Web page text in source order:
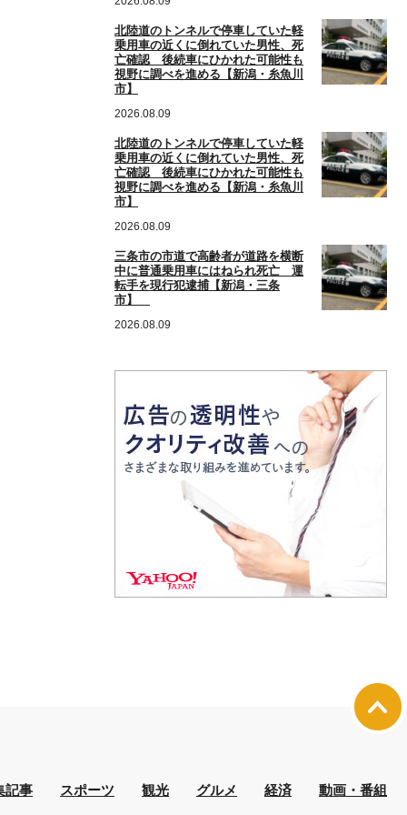
北陸道のトンネルで停車していた軽
乗用車の近くに倒れていた男性、死
亡確認 後続車にひかれた可能性も
視野に調べを進める【新潟・糸魚川
市】
2026.08.09
北陸道のトンネルで停車していた軽
乗用車の近くに倒れていた男性、死
亡確認 後続車にひかれた可能性も
視野に調べを進める【新潟・糸魚川
市】
2026.08.09
三条市の市道で高齢者が道路を横断
中に普通乗用車にはねられ死亡 運
転手を現行犯逮捕【新潟・三条
市】
2026.08.09
記事 スポーツ 観光 グルメ 経済 動画・番組